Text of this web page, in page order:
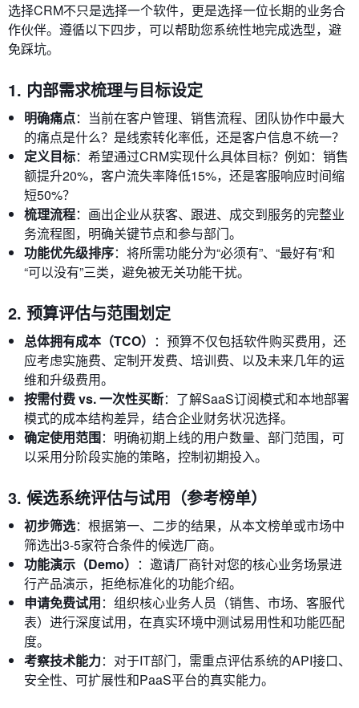
选择CRM不只是选择一个软件，更是选择一位长期的业务合
作伙伴。遵循以下四步，可以帮助您系统性地完成选型，避
免踩坑。
1. 内部需求梳理与目标设定
明确痛点：当前在客户管理、销售流程、团队协作中最大
的痛点是什么？是线索转化率低，还是客户信息不统一？
定义目标：希望通过CRM实现什么具体目标？例如：销售
额提升20%，客户流失率降低15%，还是客服响应时间缩
短50%？
梳理流程：画出企业从获客、跟进、成交到服务的完整业
务流程图，明确关键节点和参与部门。
功能优先级排序：将所需功能分为“必须有”、“最好有”和
“可以没有”三类，避免被无关功能干扰。
2. 预算评估与范围划定
总体拥有成本（TCO） ：预算不仅包括软件购买费用，还
应考虑实施费、定制开发费、培训费、以及未来几年的运
维和升级费用。
按需付费 vs. 一次性买断：了解SaaS订阅模式和本地部署
模式的成本结构差异，结合企业财务状况选择。
确定使用范围：明确初期上线的用户数量、部门范围，可
以采用分阶段实施的策略，控制初期投入。
3. 候选系统评估与试用（参考榜单）
初步筛选：根据第一、二步的结果，从本文榜单或市场中
筛选出3-5家符合条件的候选厂商。
功能演示（Demo） ：邀请厂商针对您的核心业务场景进
行产品演示，拒绝标准化的功能介绍。
申请免费试用：组织核心业务人员（销售、市场、客服代
表）进行深度试用，在真实环境中测试易用性和功能匹配
度。
考察技术能力：对于IT部门，需重点评估系统的API接口、
安全性、可扩展性和PaaS平台的真实能力。